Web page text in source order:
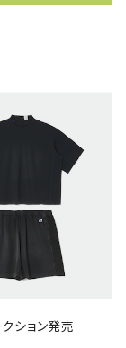
カプセルコレクション発売